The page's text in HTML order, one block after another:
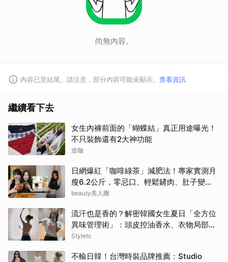
尚無內容。
內容已至結尾。請注意，部分內容可能未顯示。 查看資訊
繼續看下去
女生內褲前面的「蝴蝶結」真正用途曝光！
不只裝飾還有2大神功能
造咖
日網爆紅「咖啡綠茶」減肥法！專家實測月
瘦6.2公斤，零忌口、輕鬆鏟肉、肚子變
小！
beauty美人圈
流汗也是香的？解密韓國女生夏日「全方位
異味管理術」：頭皮控油香水、衣物局部消
臭，打造自帶母胎偽體香
Styletc
不輸日韓！台灣時裝品牌推薦：Studio